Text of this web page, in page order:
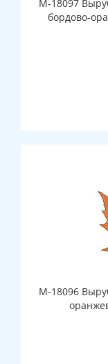
М-18097
бордово-
М-18096